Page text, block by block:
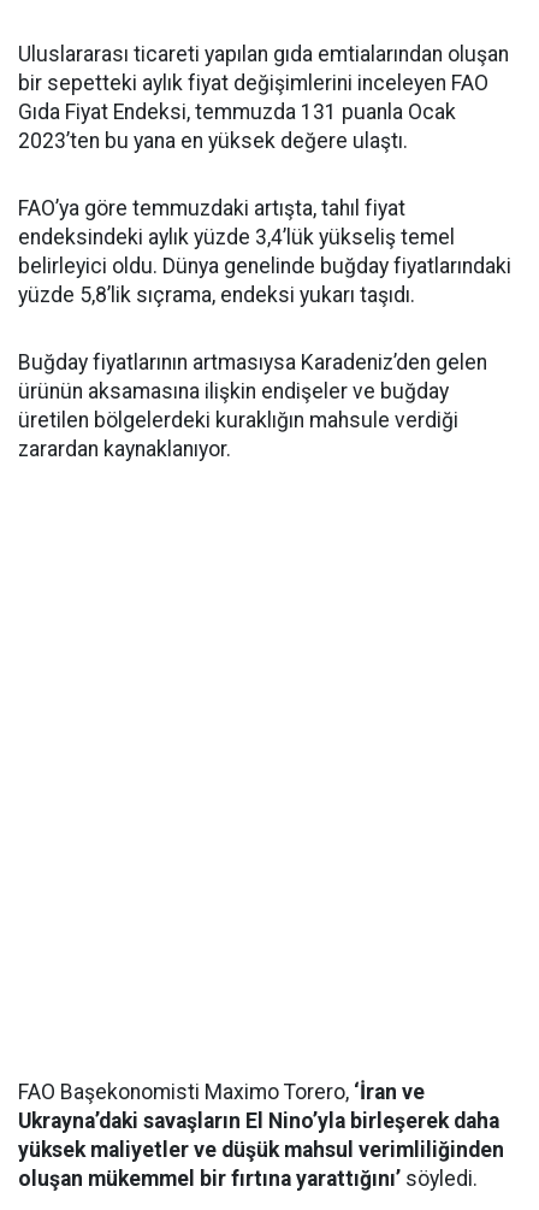
Uluslararası ticareti yapılan gıda emtialarından oluşan
bir sepetteki aylık fiyat değişimlerini inceleyen FAO
Gıda Fiyat Endeksi, temmuzda 131 puanla Ocak
2023’ten bu yana en yüksek değere ulaştı.
FAO’ya göre temmuzdaki artışta, tahıl fiyat
endeksindeki aylık yüzde 3,4’lük yükseliş temel
belirleyici oldu. Dünya genelinde buğday fiyatlarındaki
yüzde 5,8’lik sıçrama, endeksi yukarı taşıdı.
Buğday fiyatlarının artmasıysa Karadeniz’den gelen
ürünün aksamasına ilişkin endişeler ve buğday
üretilen bölgelerdeki kuraklığın mahsule verdiği
zarardan kaynaklanıyor.
FAO Başekonomisti Maximo Torero, ‘İran ve
Ukrayna’daki savaşların El Nino’yla birleşerek daha
yüksek maliyetler ve düşük mahsul verimliliğinden
oluşan mükemmel bir fırtına yarattığını’ söyledi.